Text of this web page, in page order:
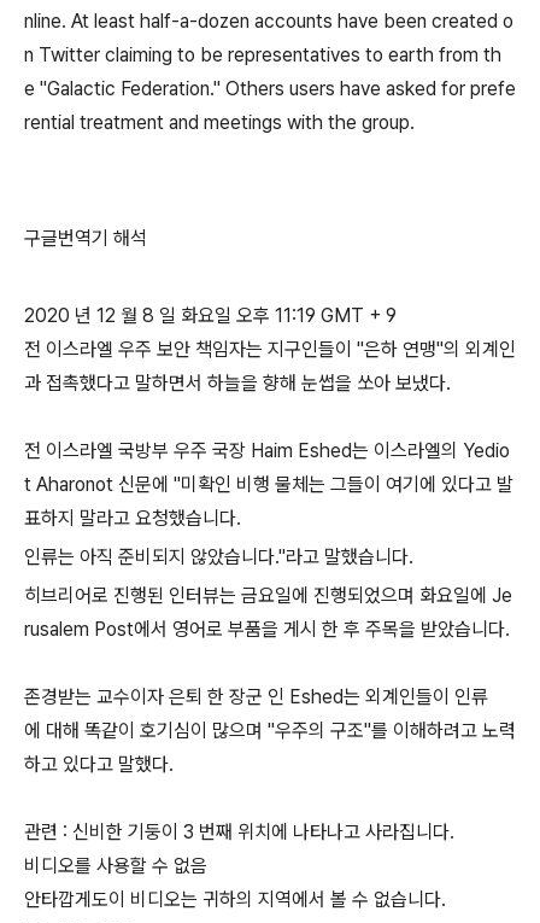
nline. At least half-a-dozen accounts have been created o
n Twitter claiming to be representatives to earth from th
e "Galactic Federation." Others users have asked for prefe
rential treatment and meetings with the group.
구글번역기 해석
2020 년 12 월 8 일 화요일 오후 11:19 GMT + 9
전 이스라엘 우주 보안 책임자는 지구인들이 "은하 연맹"의 외계인
과 접촉했다고 말하면서 하늘을 향해 눈썹을 쏘아 보냈다.
전 이스라엘 국방부 우주 국장 Haim Eshed는 이스라엘의 Yedio
t Aharonot 신문에 "미확인 비행 물체는 그들이 여기에 있다고 발
표하지 말라고 요청했습니다.
인류는 아직 준비되지 않았습니다."라고 말했습니다.
히브리어로 진행된 인터뷰는 금요일에 진행되었으며 화요일에 Je
rusalem Post에서 영어로 부품을 게시 한 후 주목을 받았습니다.
존경받는 교수이자 은퇴 한 장군 인 Eshed는 외계인들이 인류
에 대해 똑같이 호기심이 많으며 "우주의 구조"를 이해하려고 노력
하고 있다고 말했다.
관련 : 신비한 기둥이 3 번째 위치에 나타나고 사라집니다.
비디오를 사용할 수 없음
안타깝게도이 비디오는 귀하의 지역에서 볼 수 없습니다.